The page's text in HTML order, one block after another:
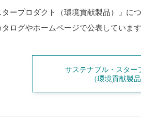
ープロダクト（環境貢献製品）」に
ログやホームページで公表しています
サステナブル・スター
（環境貢献製品